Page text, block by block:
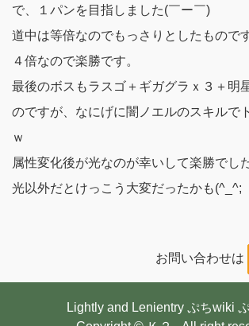
で、１パンを目指しました(￣ー￣)
道中は等倍なのでもっさりとしたもので
４倍なので楽勝です。
最後のボスもラスゴ＋ギガグラｘ３＋明
のですが、なにげに闇ノエルのスキルで
ｗ
属性変化後が光なのが幸いして楽勝でし
光以外だとけっこう大変だったかも(^_^;
お問い合わせは
Lightly and Lenientry ぷちwiki